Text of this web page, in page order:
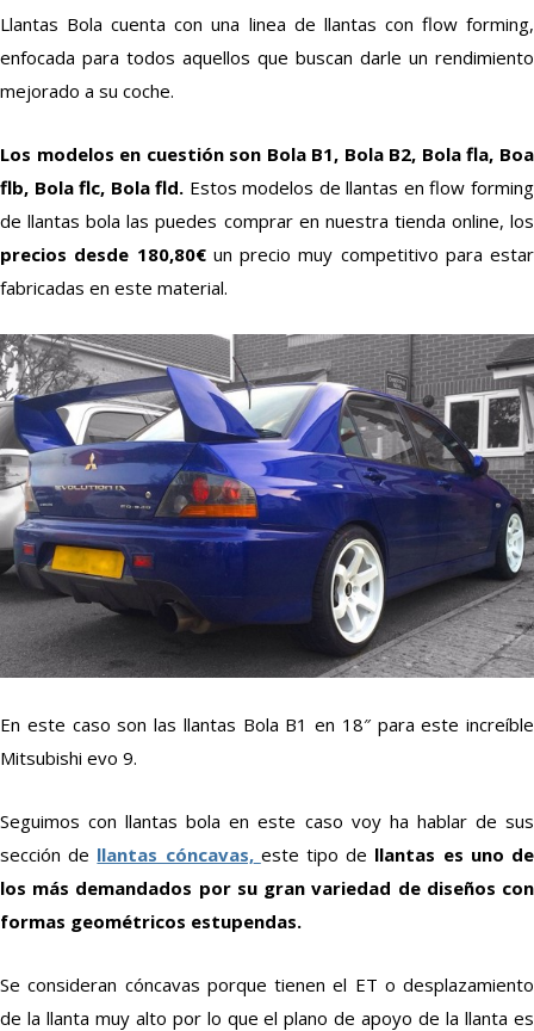
Llantas Bola cuenta con una linea de llantas con flow forming,
enfocada para todos aquellos que buscan darle un rendimiento
mejorado a su coche.
Los modelos en cuestión son Bola B1, Bola B2, Bola fla, Boa
flb, Bola flc, Bola fld. Estos modelos de llantas en flow forming
de llantas bola las puedes comprar en nuestra tienda online, los
precios desde 180,80€un precio muy competitivo para estar
fabricadas en este material.
En este caso son las llantas Bola B1 en 18″ para este increíble
Mitsubishi evo 9.
Seguimos con llantas bola en este caso voy ha hablar de sus
sección de llantas cóncavas, este tipo de llantas es uno de
los más demandados por su gran variedad de diseños con
formas geométricos estupendas.
Se consideran cóncavas porque tienen el ET o desplazamiento
de la llanta muy alto por lo que el plano de apoyo de la llanta es